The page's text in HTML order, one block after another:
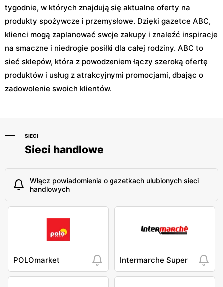
tygodnie, w których znajdują się aktualne oferty na
produkty spożywcze i przemysłowe. Dzięki gazetce ABC,
klienci mogą zaplanować swoje zakupy i znaleźć inspiracje
na smaczne i niedrogie posiłki dla całej rodziny. ABC to
sieć sklepów, która z powodzeniem łączy szeroką ofertę
produktów i usług z atrakcyjnymi promocjami, dbając o
zadowolenie swoich klientów.
SIECI
Sieci handlowe
Włącz powiadomienia o gazetkach ulubionych sieci
handlowych
POLOmarket Intermarche Super